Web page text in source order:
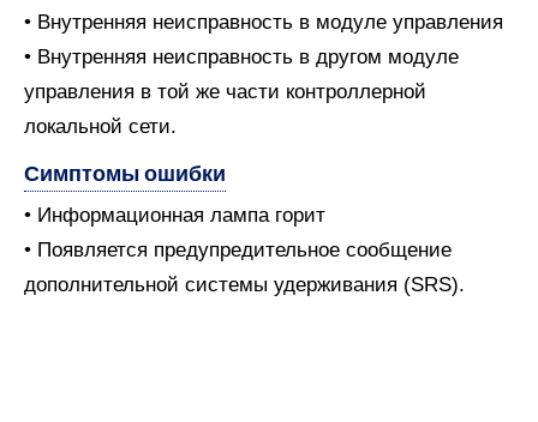
• Внутренняя неисправность в модуле управления
• Внутренняя неисправность в другом модуле
управления в той же части контроллерной
локальной сети.
Симптомы ошибки
• Информационная лампа горит
• Появляется предупредительное сообщение
дополнительной системы удерживания (SRS).